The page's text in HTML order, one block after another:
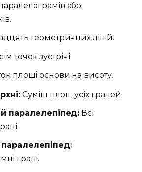
або
геометричних ліній.
точок зустрічі.
площі основи на висоту.
Суміш площ усіх граней.
паралелепіпед: Всі
грані.